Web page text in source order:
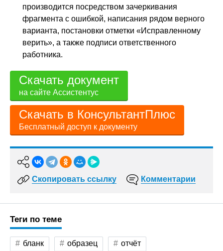
производится посредством зачеркивания
фрагмента с ошибкой, написания рядом верного
варианта, постановки отметки «Исправленному
верить», а также подписи ответственного
работника.
Скачать документ
на сайте Ассистентус
Скачать в КонсультантПлюс
Бесплатный доступ к документу
Скопировать ссылку Комментарии
Теги по теме
бланк образец отчёт